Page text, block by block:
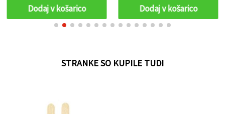
Dodaj v košarico Dodaj v košarico
STRANKE SO KUPILE TUDI